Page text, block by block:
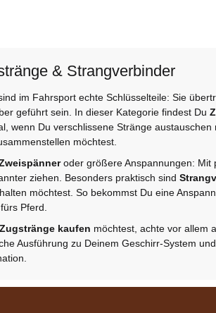
& Strangverbinder
im Fahrsport echte Schlüsselteile: Sie
geführt sein. In dieser Kategorie findest Du
wenn Du verschlissene Stränge
möchtest.
oder größere Anspannungen: Mit
ziehen. Besonders praktisch sind
möchtest. So bekommst Du eine
Pferd.
kaufen möchtest, achte vor allem
Ausführung zu Deinem Geschirr-System